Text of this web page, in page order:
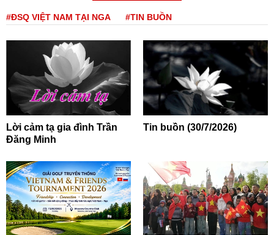
#ĐSQ VIỆT NAM TẠI NGA #TIN BUỒN
Lời cảm tạ gia đình Trần
Đăng Minh
Tin buồn (30/7/2026)